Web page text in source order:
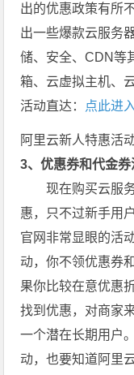
出的优惠政策有所
出一些爆款云服务
储、安全、CDN等
箱、云虚拟主机、
活动直达： 点此进
阿里云新人特惠活
3、优惠券和代金券
现在购买云服
惠，只不过新手用
官网非常显眼的活
动，你不领优惠券
果你比较在意优惠
找到优惠，对商家
一个潜在长期用户
动，也要知道阿里